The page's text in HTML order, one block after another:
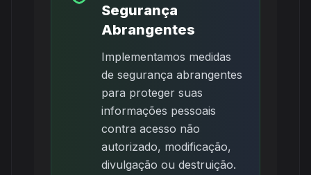
Segurança
Abrangentes
Implementamos medidas
de segurança abrangentes
para proteger suas
informações pessoais
contra acesso não
autorizado, modificação,
divulgação ou destruição.